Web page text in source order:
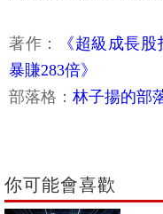
著作：
《超級成長
暴賺283倍》
部落格： 林子揚的部
你可能會喜歡